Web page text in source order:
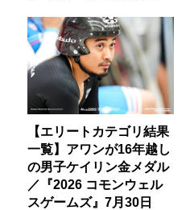
【エリートカテゴリ結果
一覧】アワンが16年越し
の男子ケイリン金メダル
／『2026 コモンウェル
スゲームズ』7月30日